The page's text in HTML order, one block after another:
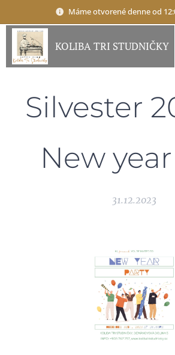
Máme otvorené denne od
KOLIBA TRI STUDNIČKY
Silvester
New
31.12.2023